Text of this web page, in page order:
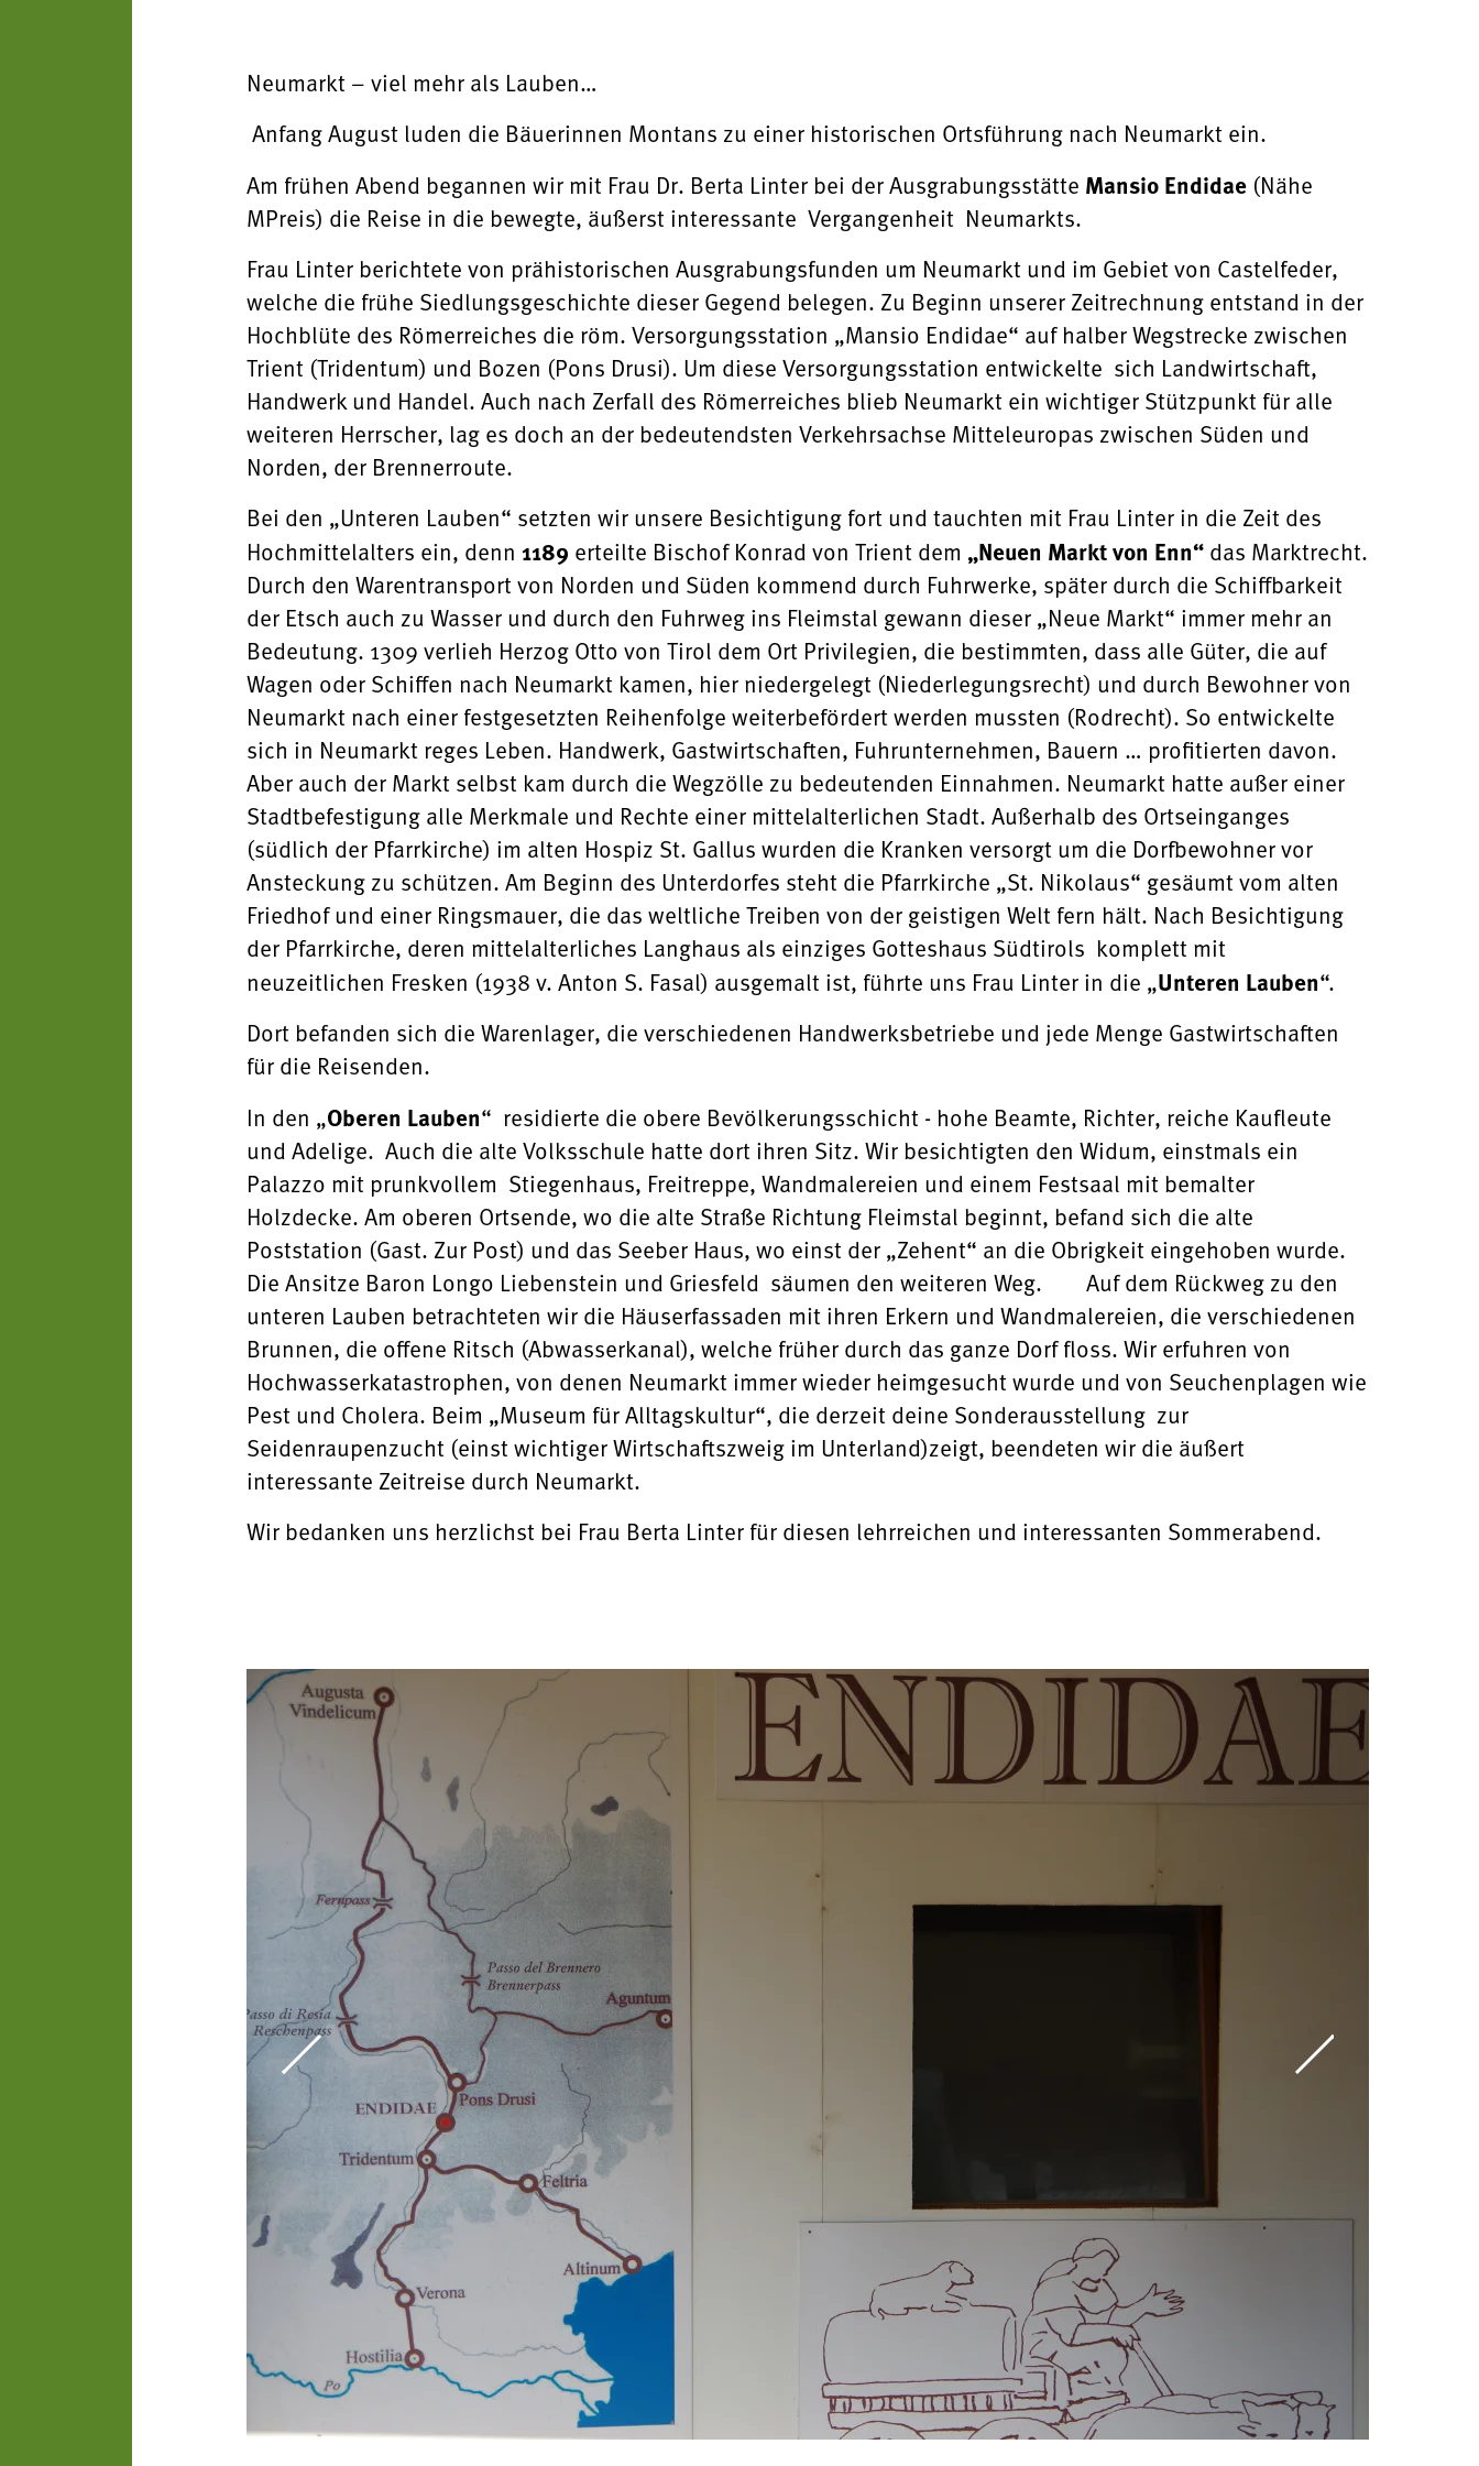
Neumarkt – viel mehr als Lauben…
Anfang August luden die Bäuerinnen Montans zu einer historischen Ortsführung nach Neumarkt ein.
Am frühen Abend begannen wir mit Frau Dr. Berta Linter bei der Ausgrabungsstätte Mansio Endidae(Nähe
MPreis) die Reise in die bewegte, äußerst interessante Vergangenheit Neumarkts.
Frau Linter berichtete von prähistorischen Ausgrabungsfunden um Neumarkt und im Gebiet von Castelfeder,
welche die frühe Siedlungsgeschichte dieser Gegend belegen. Zu Beginn unserer Zeitrechnung entstand in der
Hochblüte des Römerreiches die röm. Versorgungsstation „Mansio Endidae“ auf halber Wegstrecke zwischen
Trient (Tridentum) und Bozen (Pons Drusi). Um diese Versorgungsstation entwickelte sich Landwirtschaft,
Handwerk und Handel. Auch nach Zerfall des Römerreiches blieb Neumarkt ein wichtiger Stützpunkt für alle
weiteren Herrscher, lag es doch an der bedeutendsten Verkehrsachse Mitteleuropas zwischen Süden und
Norden, der Brennerroute.
Bei den „Unteren Lauben“ setzten wir unsere Besichtigung fort und tauchten mit Frau Linter in die Zeit des
Hochmittelalters ein, denn 1189 erteilte Bischof Konrad von Trient dem „Neuen Markt von Enn“das Marktrecht.
Durch den Warentransport von Norden und Süden kommend durch Fuhrwerke, später durch die Schiffbarkeit
der Etsch auch zu Wasser und durch den Fuhrweg ins Fleimstal gewann dieser „Neue Markt“ immer mehr an
Bedeutung. 1309 verlieh Herzog Otto von Tirol dem Ort Privilegien, die bestimmten, dass alle Güter, die auf
Wagen oder Schiffen nach Neumarkt kamen, hier niedergelegt (Niederlegungsrecht) und durch Bewohner von
Neumarkt nach einer festgesetzten Reihenfolge weiterbefördert werden mussten (Rodrecht). So entwickelte
sich in Neumarkt reges Leben. Handwerk, Gastwirtschaften, Fuhrunternehmen, Bauern … profitierten davon.
Aber auch der Markt selbst kam durch die Wegzölle zu bedeutenden Einnahmen. Neumarkt hatte außer einer
Stadtbefestigung alle Merkmale und Rechte einer mittelalterlichen Stadt. Außerhalb des Ortseinganges
(südlich der Pfarrkirche) im alten Hospiz St. Gallus wurden die Kranken versorgt um die Dorfbewohner vor
Ansteckung zu schützen. Am Beginn des Unterdorfes steht die Pfarrkirche „St. Nikolaus“ gesäumt vom alten
Friedhof und einer Ringsmauer, die das weltliche Treiben von der geistigen Welt fern hält. Nach Besichtigung
der Pfarrkirche, deren mittelalterliches Langhaus als einziges Gotteshaus Südtirols komplett mit
neuzeitlichen Fresken (1938 v. Anton S. Fasal) ausgemalt ist, führte uns Frau Linter in die „Unteren Lauben“.
Dort befanden sich die Warenlager, die verschiedenen Handwerksbetriebe und jede Menge Gastwirtschaften
für die Reisenden.
In den „Oberen Lauben“ residierte die obere Bevölkerungsschicht - hohe Beamte, Richter, reiche Kaufleute
und Adelige. Auch die alte Volksschule hatte dort ihren Sitz. Wir besichtigten den Widum, einstmals ein
Palazzo mit prunkvollem Stiegenhaus, Freitreppe, Wandmalereien und einem Festsaal mit bemalter
Holzdecke. Am oberen Ortsende, wo die alte Straße Richtung Fleimstal beginnt, befand sich die alte
Poststation (Gast. Zur Post) und das Seeber Haus, wo einst der „Zehent“ an die Obrigkeit eingehoben wurde.
Die Ansitze Baron Longo Liebenstein und Griesfeld säumen den weiteren Weg. Auf dem Rückweg zu den
unteren Lauben betrachteten wir die Häuserfassaden mit ihren Erkern und Wandmalereien, die verschiedenen
Brunnen, die offene Ritsch (Abwasserkanal), welche früher durch das ganze Dorf floss. Wir erfuhren von
Hochwasserkatastrophen, von denen Neumarkt immer wieder heimgesucht wurde und von Seuchenplagen wie
Pest und Cholera. Beim „Museum für Alltagskultur“, die derzeit deine Sonderausstellung zur
Seidenraupenzucht (einst wichtiger Wirtschaftszweig im Unterland)zeigt, beendeten wir die äußert
interessante Zeitreise durch Neumarkt.
Wir bedanken uns herzlichst bei Frau Berta Linter für diesen lehrreichen und interessanten Sommerabend.